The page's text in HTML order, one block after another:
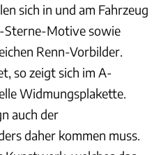
sich in und am Fahrzeug
Sterne-Motive sowie
Renn-Vorbilder.
so zeigt sich im A-
Widmungsplakette.
auch der
daher kommen muss.